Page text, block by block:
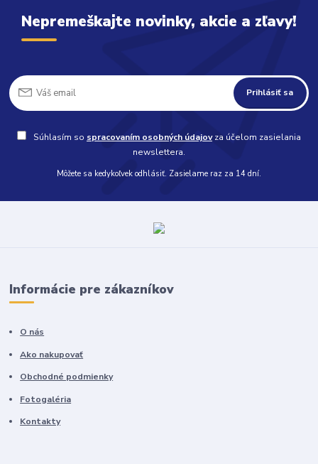
Nepremeškajte novinky, akcie a zľavy!
Prihlásiť sa
Súhlasím so spracovaním osobných údajovza účelom zasielania
newslettera.
Môžete sa kedykoľvek odhlásiť. Zasielame raz za 14 dní.
Informácie pre zákazníkov
O nás
Ako nakupovať
Obchodné podmienky
Fotogaléria
Kontakty